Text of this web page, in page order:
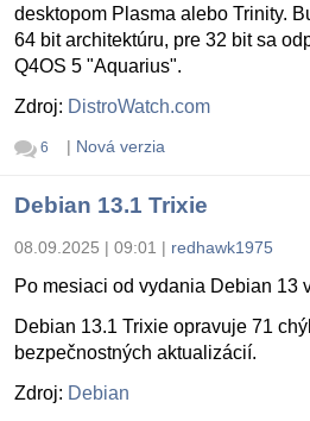
desktopom Plasma alebo Trinity.
64 bit architektúru, pre 32 bit sa
Q4OS 5 "Aquarius".
Zdroj: DistroWatch.com
6 | Nová verzia
Debian 13.1 Trixie
08.09.2025 | 09:01 | redhawk1975
Po mesiaci od vydania Debian 13
Debian 13.1 Trixie opravuje 71
bezpečnostných aktualizácií.
Zdroj: Debian